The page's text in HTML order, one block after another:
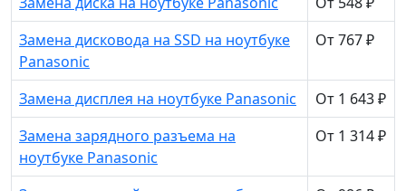
Замена дисковода на SSD на ноутбуке
Panasonic
От 767 ₽
Замена дисплея на ноутбуке Panasonic
От 1 643 ₽
Замена зарядного разъема на
ноутбуке Panasonic
От 1 314 ₽